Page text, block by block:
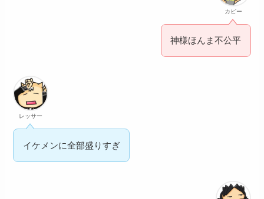
カピー
神様ほんま不公平
レッサー
イケメンに全部盛りすぎ